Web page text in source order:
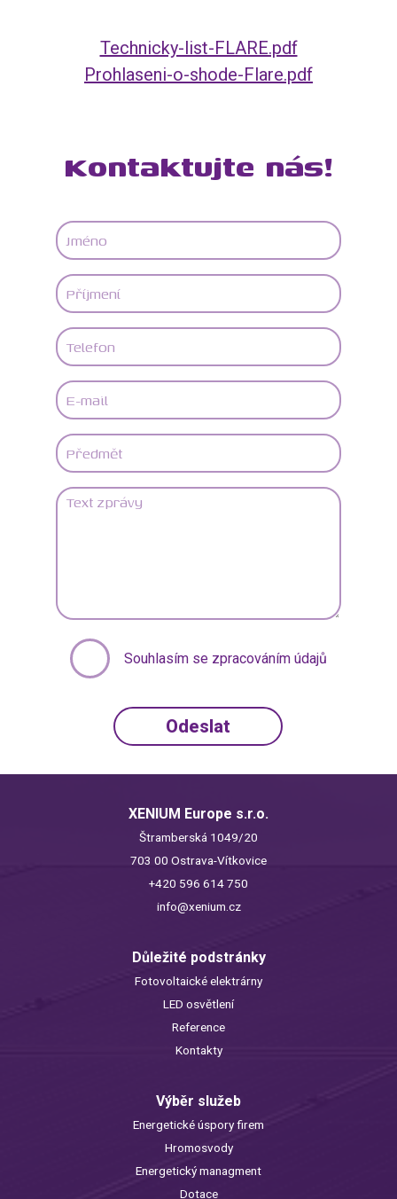
Technicky-list-FLARE.pdf
Prohlaseni-o-shode-Flare.pdf
Kontaktujte nás!
Souhlasím se zpracováním údajů
XENIUM Europe s.r.o.
Štramberská 1049/20
703 00 Ostrava-Vítkovice
+420 596 614 750
info@xenium.cz
Důležité podstránky
Fotovoltaické elektrárny
LED osvětlení
Reference
Kontakty
Výběr služeb
Energetické úspory firem
Hromosvody
Energetický managment
Dotace